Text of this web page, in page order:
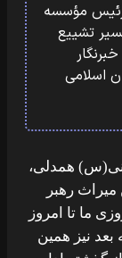
رئیس مؤسسه
تشییع
اسلامی
همدلی،
رهبر
ما تا امروز
نیز همین